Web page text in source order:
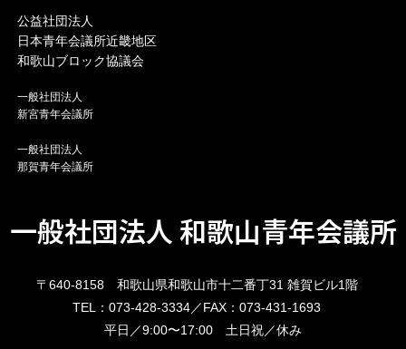
公益社団法人
日本青年会議所近畿地区
和歌山ブロック協議会
一般社団法人
新宮青年会議所
一般社団法人
那賀青年会議所
一般社団法人 和歌山青年会議所
〒640-8158 和歌山県和歌山市十二番丁31 雑賀ビル1階
TEL：073-428-3334／FAX：073-431-1693
平日／9:00〜17:00 土日祝／休み